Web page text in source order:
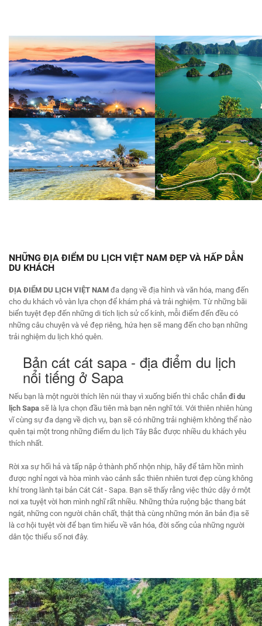
NHỮNG ĐỊA ĐIỂM DU LỊCH VIỆT NAM ĐẸP VÀ HẤP DẪN
DU KHÁCH
ĐỊA ĐIỂM DU LỊCH VIỆT NAM đa dạng về địa hình và văn hóa, mang đến
cho du khách vô vàn lựa chọn để khám phá và trải nghiệm. Từ những bãi
biển tuyệt đẹp đến những di tích lịch sử cổ kính, mỗi điểm đến đều có
những câu chuyện và vẻ đẹp riêng, hứa hẹn sẽ mang đến cho bạn những
trải nghiệm du lịch khó quên.
Bản cát cát sapa - địa điểm du lịch
nổi tiếng ở Sapa
Nếu bạn là một người thích lên núi thay vì xuống biển thì chắc chắn đi du
lịch Sapa sẽ là lựa chọn đầu tiên mà bạn nên nghĩ tới. Với thiên nhiên hùng
vĩ cùng sự đa dạng về dịch vụ, bạn sẽ có những trải nghiệm không thể nào
quên tại một trong những điểm du lịch Tây Bắc được nhiều du khách yêu
thích nhất.
Rời xa sự hối hả và tấp nập ở thành phố nhộn nhịp, hãy để tâm hồn mình
được nghỉ ngơi và hòa mình vào cảnh sắc thiên nhiên tươi đẹp cùng không
khí trong lành tại bản Cát Cát - Sapa. Bạn sẽ thấy rằng việc thức dậy ở một
nơi xa tuyệt vời hơn mình nghĩ rất nhiều. Những thửa ruộng bậc thang bát
ngát, những con người chân chất, thật thà cùng những món ăn bản địa sẽ
là cơ hội tuyệt vời để bạn tìm hiểu về văn hóa, đời sống của những người
dân tộc thiểu số nơi đây.